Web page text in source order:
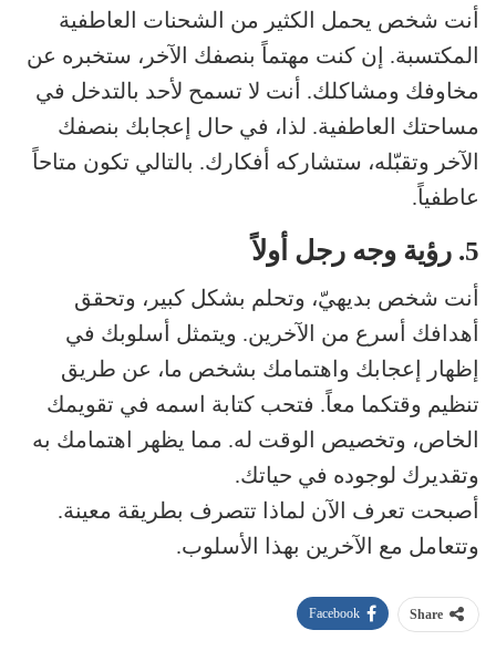
أنت شخص يحمل الكثير من الشحنات العاطفية
المكتسبة. إن كنت مهتماً بنصفك الآخر، ستخبره عن
مخاوفك ومشاكلك. أنت لا تسمح لأحد بالتدخل في
مساحتك العاطفية. لذا، في حال إعجابك بنصفك
الآخر وتقبّله، ستشاركه أفكارك. بالتالي تكون متاحاً
عاطفياً.
5. رؤية وجه رجل أولاً
أنت شخص بديهيّ، وتحلم بشكل كبير، وتحقق
أهدافك أسرع من الآخرين. ويتمثل أسلوبك في
إظهار إعجابك واهتمامك بشخص ما، عن طريق
تنظيم وقتكما معاً. فتحب كتابة اسمه في تقويمك
الخاص، وتخصيص الوقت له. مما يظهر اهتمامك به
وتقديرك لوجوده في حياتك.
أصبحت تعرف الآن لماذا تتصرف بطريقة معينة.
وتتعامل مع الآخرين بهذا الأسلوب.
Share
Facebook